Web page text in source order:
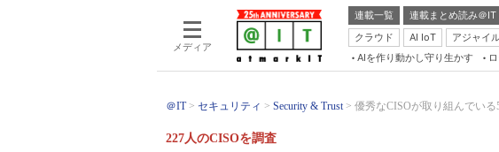
メディア
連載一覧 連載まとめ読み＠
クラウド
AI IoT アジャイ
AIを作り動かし守り生かす
＠IT セキュリティ Security & Trust 優秀なCISOが取り組んでい
227人のCISOを調査